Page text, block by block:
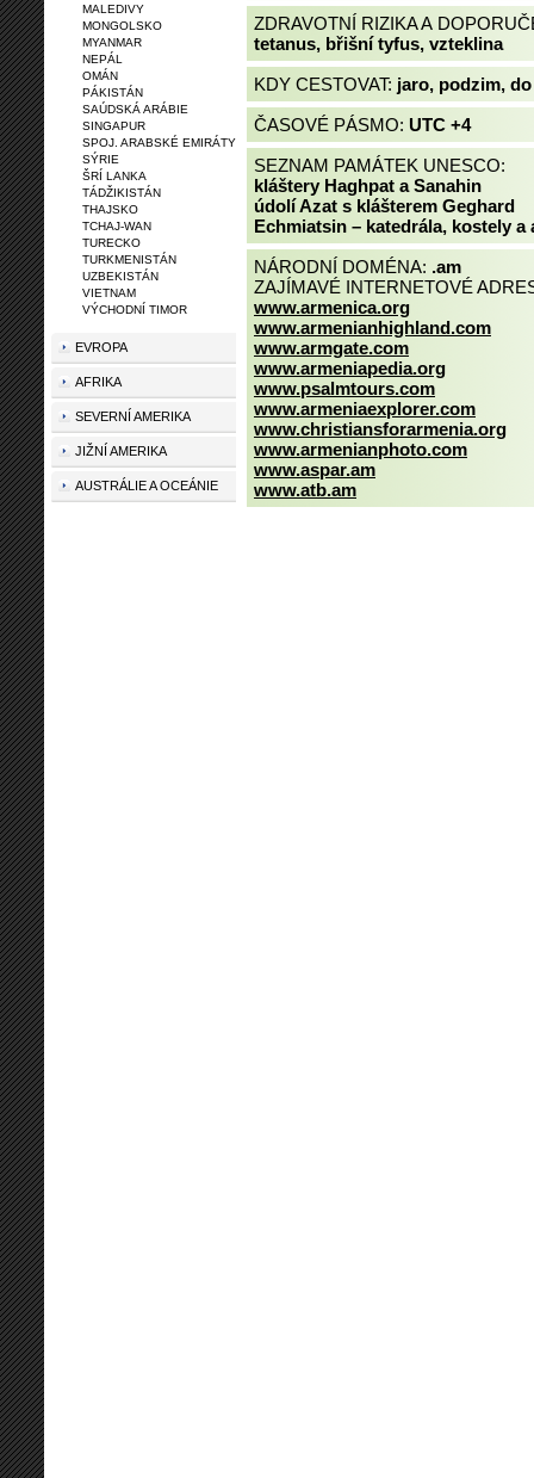
ZDRAVOTNÍ RIZIKA A
tetanus, břišní tyfus, vzteklina
KDY CESTOVAT: jaro, podzim,
ČASOVÉ PÁSMO: UTC +4
SEZNAM PAMÁTEK UNESCO:
kláštery Haghpat a Sanahin
údolí Azat s klášterem Geghard
Echmiatsin – katedrála, kostely
NÁRODNÍ DOMÉNA: .am
ZAJÍMAVÉ INTERNETOVÉ
www.armenica.org
www.armenianhighland.com
www.armgate.com
www.armeniapedia.org
www.psalmtours.com
www.armeniaexplorer.com
www.christiansforarmenia.org
www.armenianphoto.com
www.aspar.am
www.atb.am
MALEDIVY
MONGOLSKO
MYANMAR
NEPÁL
OMÁN
PÁKISTÁN
SAÚDSKÁ ARÁBIE
SINGAPUR
SPOJ. ARABSKÉ EMIRÁTY
SÝRIE
ŠRÍ LANKA
TÁDŽIKISTÁN
THAJSKO
TCHAJ-WAN
TURECKO
TURKMENISTÁN
UZBEKISTÁN
VIETNAM
VÝCHODNÍ TIMOR
EVROPA
AFRIKA
SEVERNÍ AMERIKA
JIŽNÍ AMERIKA
AUSTRÁLIE A OCEÁNIE